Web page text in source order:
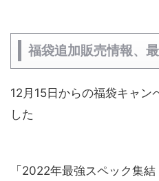
福袋追加販売情報、
12月15日からの福袋キャン
した
「2022年最強スペック集